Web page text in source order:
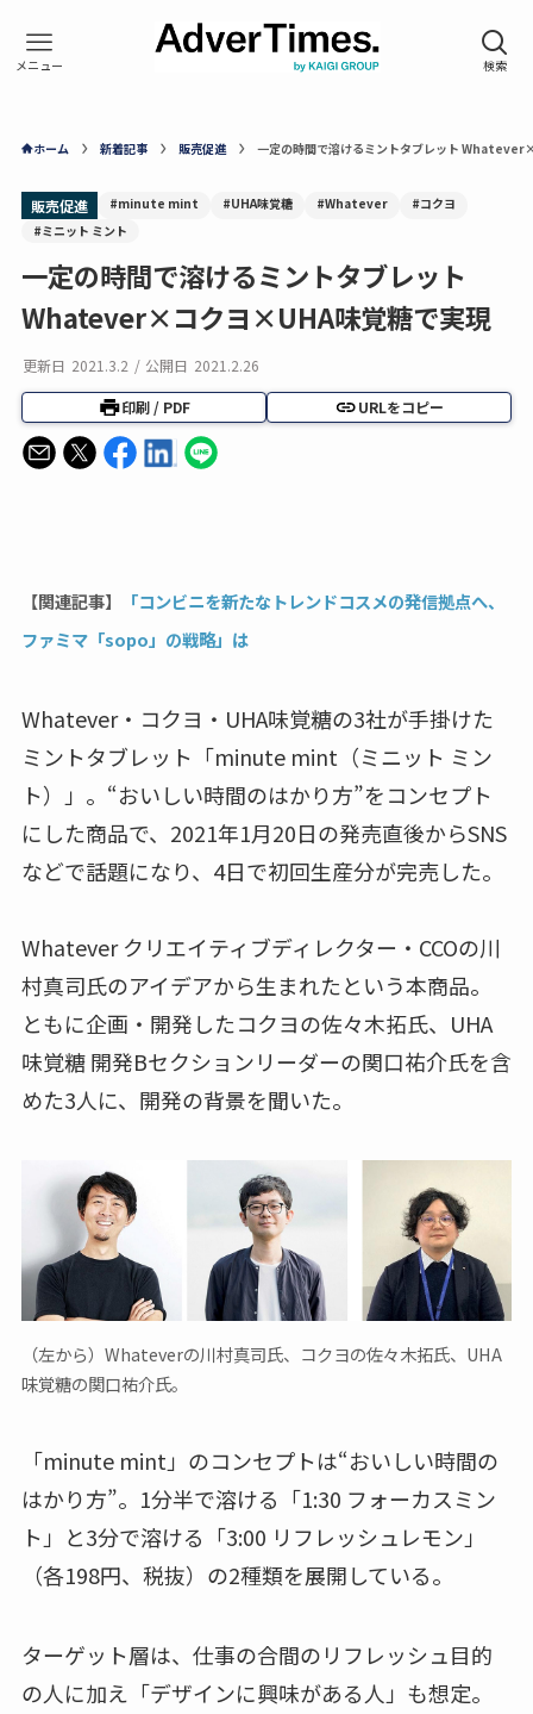
ホーム 新着記事 販売促進 一定の時間で溶けるミントタブレット
販売促進 #minute mint #UHA味覚糖 #Whatever
#コクヨ
#ミニット ミント
一定の時間で溶けるミントタブレット
Whatever×コクヨ×UHA味覚糖で実現
更新日 2021.3.2 / 公開日 2021.2.26
印刷 / PDF URLをコピー
【関連記事】
「コンビニを新たなトレンドコスメの発信拠点へ、
ファミマ「sopo」の戦略」は
Whatever・コクヨ・UHA味覚糖の3社が手掛けた
ミントタブレット「minute mint（ミニット ミン
ト）」。“おいしい時間のはかり方”をコンセプト
にした商品で、2021年1月20日の発売直後からSNS
などで話題になり、4日で初回生産分が完売した。
Whatever クリエイティブディレクター・CCOの川
村真司氏のアイデアから生まれたという本商品。
ともに企画・開発したコクヨの佐々木拓氏、UHA
味覚糖 開発Bセクションリーダーの関口祐介氏を含
めた3人に、開発の背景を聞いた。
（左から）Whateverの川村真司氏、コクヨの佐々木拓氏、UHA
味覚糖の関口祐介氏。
「minute mint」のコンセプトは“おいしい時間の
はかり方”。1分半で溶ける「1:30 フォーカスミン
ト」と3分で溶ける「3:00 リフレッシュレモン」
（各198円、税抜）の2種類を展開している。
ターゲット層は、仕事の合間のリフレッシュ目的
の人に加え「デザインに興味がある人」も想定。